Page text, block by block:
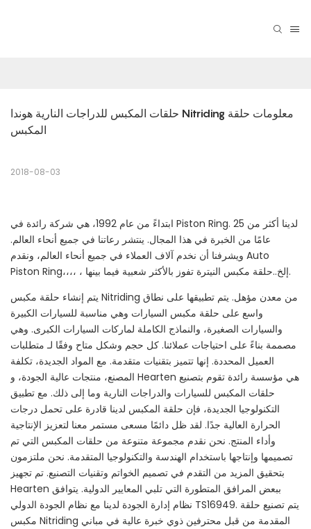
حلقات المكبس للدراجات النارية هوندا Nitriding معلومات حلقة
المكبس
2018-08-03
ابتداءً من عام 1992، هي شركة رائدة في Piston Ring. لدينا أكثر من 25
عامًا من الخبرة في هذا المجال. ينتشر رعاتنا في جميع أنحاء العالم.
ويشرفنا أن نخدم آلاف العملاء في جميع أنحاء العالم، ونقدم Auto
Piston Ring،،،، ، إلخ..حلقة مكبس النيترة تفوز بالأكثر شعبية فيما بينها.
يتم إنشاء حلقة مكبس Nitriding من معدن مؤهل. يتم تطبيقها على نطاق
واسع على حلقة مكبس السيارات وهي مناسبة للسيارات الكبيرة
والسيارات الصغيرة، والنماذج الكاملة لماركات السيارات الكبرى. وهي
مصممة بناءً على احتياجات عملائنا. كل حجم وشكل متاح وفقًا لـ متطلبات
العميل المحددة. إنها تتميز بتقنيات متقدمة. مع المواد الجديدة، تكلفة
المصنع، منتجات عالية الجودة، و Hearten هي مؤسسة رائدة تقوم بتصنيع
حلقات المكبس للسيارات والدراجات النارية وما إلى ذلك. مع تطبيق
التكنولوجيا الجديدة، فإن حلقة المكبس لدينا قادرة على تحمل درجات
الحرارة العالية جدًا. لقد ظل دائمًا مسعى مستمر معنا لتعزيز الإنتاجية
وأداء المنتج. نحن نقدم مجموعة متنوعة من حلقات المكبس التي تم
تصميمها وإنتاجها باستخدام الهندسة والتكنولوجيا المتقدمة. نحن ملتزمون
بتحقيق المزيد من التقدم في تصميم الخواتم وتقنيات التصنيع. تم تجهيز
Hearten ببعض المرافق المتطورة التي تلبي المعايير الدولية. يتوافق
نظام إدارة الجودة لدينا مع نظام الجودة الدولي TS16949. يتم تصنيع حلقة
مكبس Nitriding المقدمة من قبل محترفين ذوي خبرة عالية في مباني